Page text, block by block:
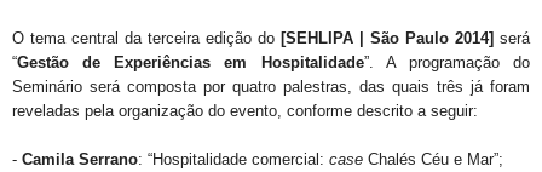
O tema central da terceira edição do [SEHLIPA | São Paulo 2014] será
“Gestão de Experiências em Hospitalidade”. A programação do
Seminário será composta por quatro palestras, das quais três já foram
reveladas pela organização do evento, conforme descrito a seguir:
- Camila Serrano: “Hospitalidade comercial: case Chalés Céu e Mar”;